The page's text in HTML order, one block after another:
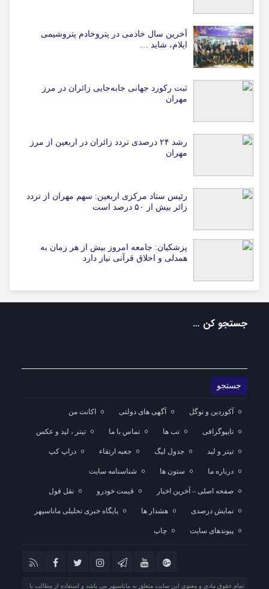
آخرین سال خادمی در پتروخادم پتروشیمی
ایلام، شاید …
ثبت رکورد جهانی جابه‌جایی زائران در مرز
مهران
رشد ۲۴ درصدی تردد زائران در اربعین از مرز
مهران
رئیس ستاد مرکزی اربعین: سهم مهران از تردد
زائر بیش از ۵۰ درصد است
پزشکیان: جامعه امروز بیش از هر زمان به
همدلی و اخلاق قرآنی نیاز دارد
جستجو کن …
آکوردین و توگل آگهی های دولتی اکانت من
تایپوگرافی تب ها تماس با ما تیتر ، لید و عکس
تیتر و لید جدول لیگ جعبه ارتقاء دراپ کپ
درباره ما ستون ها شناسنامه سایت
صفحه اصلی – آخرین اخبار قیمت خودرو نقل قول
نمایش درصدی هشدار ها پایگاه خبری تحلیلی ماناسپهر
پیوندهای سایت چاپ
تمام حقوق مادی و معنوی این سایت متعلق به ماناسپهر می باشد و استفاده از مطالب با